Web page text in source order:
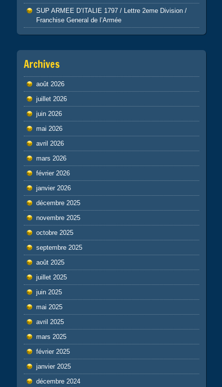
SUP ARMEE D’ITALIE 1797 / Lettre 2eme Division /
Franchise General de l’Armée
Archives
août 2026
juillet 2026
juin 2026
mai 2026
avril 2026
mars 2026
février 2026
janvier 2026
décembre 2025
novembre 2025
octobre 2025
septembre 2025
août 2025
juillet 2025
juin 2025
mai 2025
avril 2025
mars 2025
février 2025
janvier 2025
décembre 2024